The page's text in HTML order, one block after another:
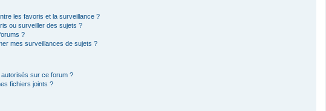
les favoris et la surveillance ?
ou surveiller des sujets ?
?
mes surveillances de sujets ?
sur ce forum ?
fichiers joints ?